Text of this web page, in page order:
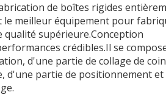
de boîtes rigides
le meilleur équipement pour
qualité supérieure.Conception
crédibles.Il se
d'une partie de collage de
d'une partie de positionnement et